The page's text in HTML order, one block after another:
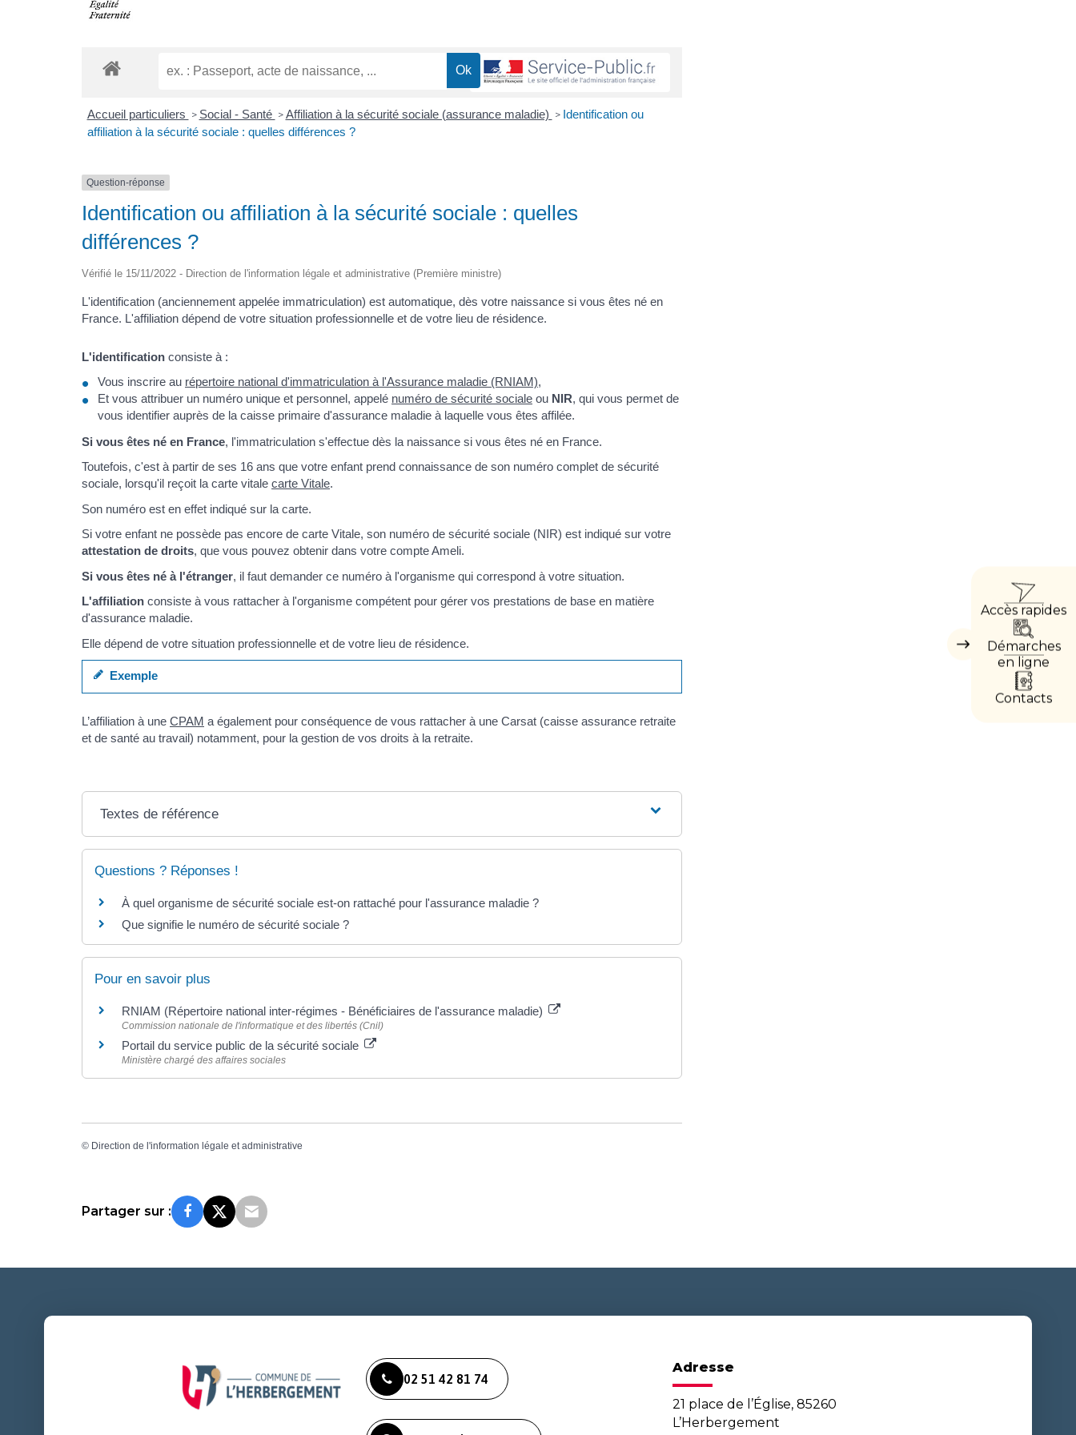
Masquer
Accès rapides
Démarches
en ligne
Contacts
Accueil particuliers > Social - Santé > Affiliation à la sécurité sociale (assurance maladie) > Identification ou
affiliation à la sécurité sociale : quelles différences ?
Question-réponse
Identification ou affiliation à la sécurité sociale : quelles
différences ?
Vérifié le 15/11/2022 - Direction de l'information légale et administrative (Première ministre)
L'identification (anciennement appelée immatriculation) est automatique, dès votre naissance si vous êtes né en
France. L'affiliation dépend de votre situation professionnelle et de votre lieu de résidence.
L'identification consiste à :
Vous inscrire au répertoire national d'immatriculation à l'Assurance maladie (RNIAM),
Et vous attribuer un numéro unique et personnel, appelé numéro de sécurité sociale ou NIR, qui vous permet de
vous identifier auprès de la caisse primaire d'assurance maladie à laquelle vous êtes affilée.
Si vous êtes né en France, l'immatriculation s'effectue dès la naissance si vous êtes né en France.
Toutefois, c'est à partir de ses 16 ans que votre enfant prend connaissance de son numéro complet de sécurité
sociale, lorsqu'il reçoit la carte vitale carte Vitale.
Son numéro est en effet indiqué sur la carte.
Si votre enfant ne possède pas encore de carte Vitale, son numéro de sécurité sociale (NIR) est indiqué sur votre
attestation de droits, que vous pouvez obtenir dans votre compte Ameli.
Si vous êtes né à l'étranger, il faut demander ce numéro à l'organisme qui correspond à votre situation.
L'affiliation consiste à vous rattacher à l'organisme compétent pour gérer vos prestations de base en matière
d'assurance maladie.
Elle dépend de votre situation professionnelle et de votre lieu de résidence.
Exemple
L’affiliation à une CPAM a également pour conséquence de vous rattacher à une Carsat (caisse assurance retraite
et de santé au travail) notamment, pour la gestion de vos droits à la retraite.
Textes de référence
Questions ? Réponses !
À quel organisme de sécurité sociale est-on rattaché pour l'assurance maladie ?
Que signifie le numéro de sécurité sociale ?
Pour en savoir plus
RNIAM (Répertoire national inter-régimes - Bénéficiaires de l'assurance maladie)
Commission nationale de l'informatique et des libertés (Cnil)
Portail du service public de la sécurité sociale
Ministère chargé des affaires sociales
© Direction de l'information légale et administrative
Partager sur :
02 51 42 81 74
Adresse
21 place de l’Église, 85260
L’Herbergement